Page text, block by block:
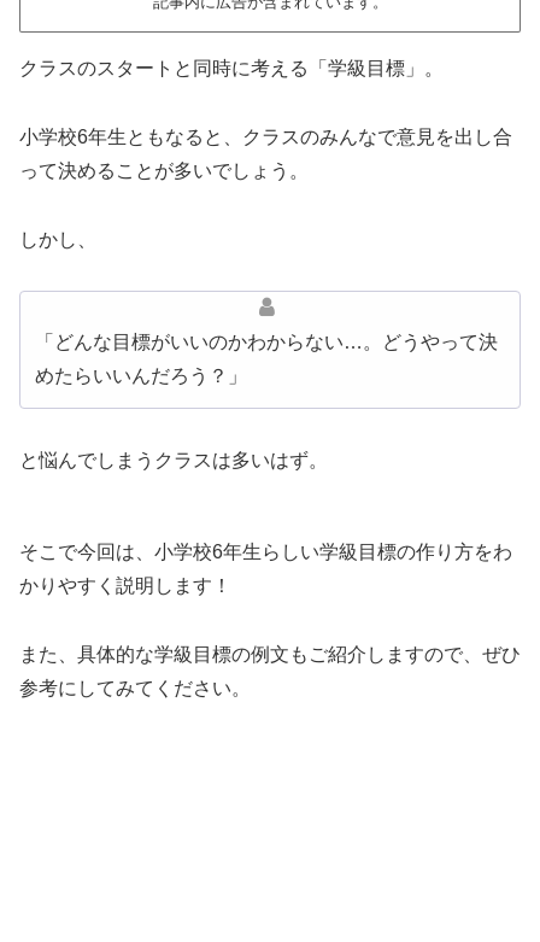
クラスのスタートと同時に考える「学級目標」。
小学校6年生ともなると、クラスのみんなで意見を出し合
って決めることが多いでしょう。
しかし、
「どんな目標がいいのかわからない…。どうやって決
めたらいいんだろう？」
と悩んでしまうクラスは多いはず。
そこで今回は、小学校6年生らしい学級目標の作り方をわ
かりやすく説明します！
また、具体的な学級目標の例文もご紹介しますので、ぜひ
参考にしてみてください。